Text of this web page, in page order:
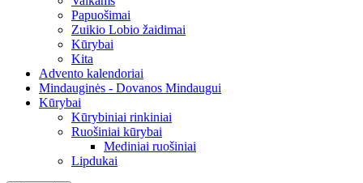
Papuošimai
Zuikio Lobio žaidimai
Kūrybai
Kita
Advento kalendoriai
Mindauginės - Dovanos Mindaugui
Kūrybai
Kūrybiniai rinkiniai
Ruošiniai kūrybai
Mediniai ruošiniai
Lipdukai